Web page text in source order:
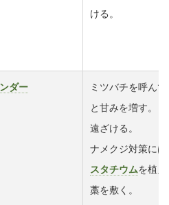
ける。
ダー
ミツバチを呼ん
と甘みを増す。
遠ざける。
ナメクジ対策に
スタチウムを植
藁を敷く。